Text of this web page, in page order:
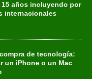
15 años incluyendo por
internacionales
de tecnología:
un iPhone o un Mac